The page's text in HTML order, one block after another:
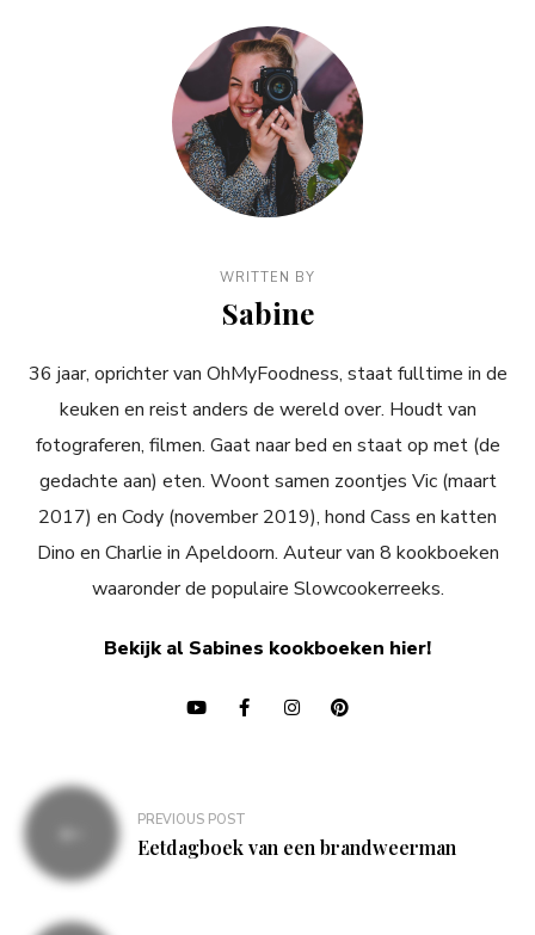
WRITTEN BY
Sabine
36 jaar, oprichter van OhMyFoodness, staat fulltime in de
keuken en reist anders de wereld over. Houdt van
fotograferen, filmen. Gaat naar bed en staat op met (de
gedachte aan) eten. Woont samen zoontjes Vic (maart
2017) en Cody (november 2019), hond Cass en katten
Dino en Charlie in Apeldoorn. Auteur van 8 kookboeken
waaronder de populaire Slowcookerreeks.
Bekijk al Sabines kookboeken hier!
Bericht
navigatie
PREVIOUS POST
Eetdagboek van een brandweerman